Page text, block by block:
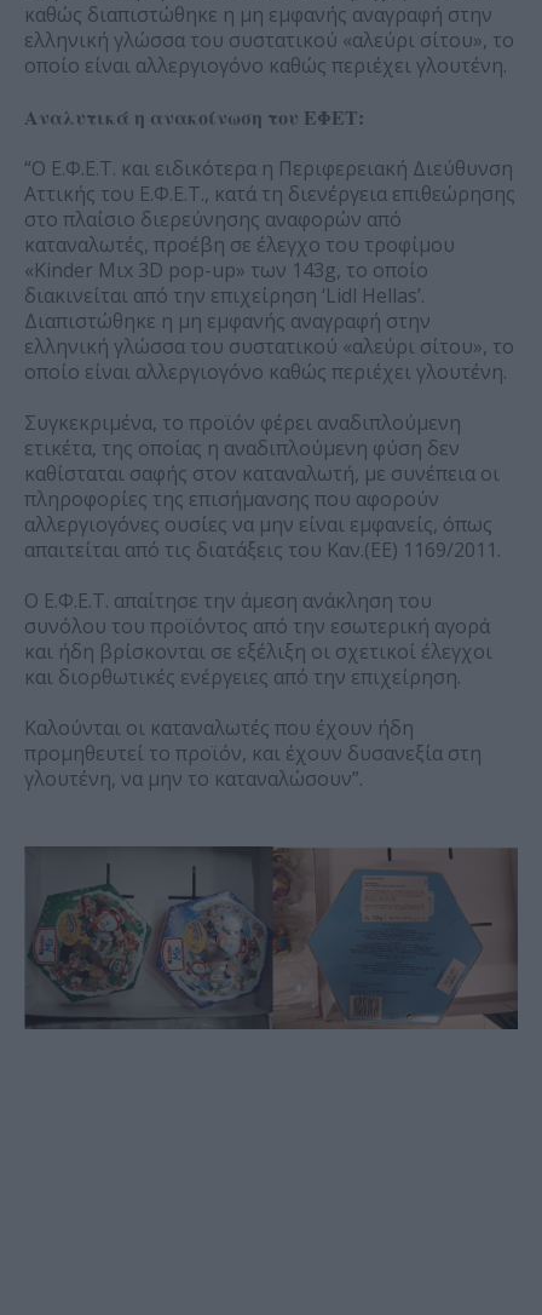
καθώς διαπιστώθηκε η μη εμφανής αναγραφή στην
ελληνική γλώσσα του συστατικού «αλεύρι σίτου», το
οποίο είναι αλλεργιογόνο καθώς περιέχει γλουτένη.
Αναλυτικά η ανακοίνωση του ΕΦΕΤ:
“Ο Ε.Φ.Ε.Τ. και ειδικότερα η Περιφερειακή Διεύθυνση
Αττικής του Ε.Φ.Ε.Τ., κατά τη διενέργεια επιθεώρησης
στο πλαίσιο διερεύνησης αναφορών από
καταναλωτές, προέβη σε έλεγχο του τροφίμου
«Kinder Μιx 3D pop-up» των 143g, το οποίο
διακινείται από την επιχείρηση ‘Lidl Hellas’.
Διαπιστώθηκε η μη εμφανής αναγραφή στην
ελληνική γλώσσα του συστατικού «αλεύρι σίτου», το
οποίο είναι αλλεργιογόνο καθώς περιέχει γλουτένη.
Συγκεκριμένα, το προϊόν φέρει αναδιπλούμενη
ετικέτα, της οποίας η αναδιπλούμενη φύση δεν
καθίσταται σαφής στον καταναλωτή, με συνέπεια οι
πληροφορίες της επισήμανσης που αφορούν
αλλεργιογόνες ουσίες να μην είναι εμφανείς, όπως
απαιτείται από τις διατάξεις του Καν.(ΕΕ) 1169/2011.
Ο Ε.Φ.Ε.Τ. απαίτησε την άμεση ανάκληση του
συνόλου του προϊόντος από την εσωτερική αγορά
και ήδη βρίσκονται σε εξέλιξη οι σχετικοί έλεγχοι
και διορθωτικές ενέργειες από την επιχείρηση.
Καλούνται οι καταναλωτές που έχουν ήδη
προμηθευτεί το προϊόν, και έχουν δυσανεξία στη
γλουτένη, να μην το καταναλώσουν”.